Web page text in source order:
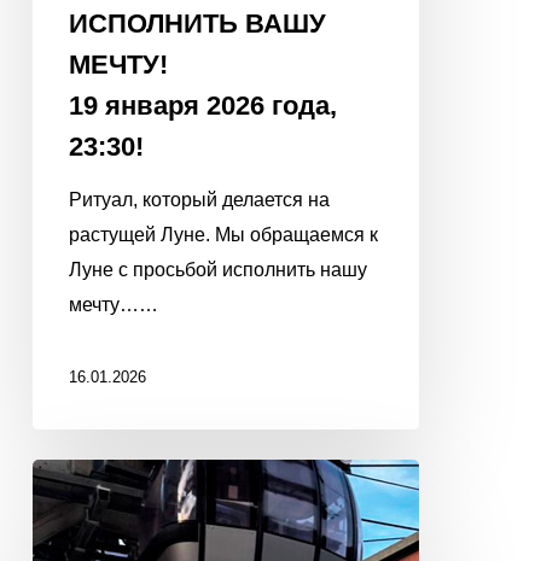
ИСПОЛНИТЬ ВАШУ
МЕЧТУ!
19 января 2026 года,
23:30!
Ритуал, который делается на
растущей Луне. Мы обращаемся к
Луне с просьбой исполнить нашу
мечту……
16.01.2026
С
Новым
2026